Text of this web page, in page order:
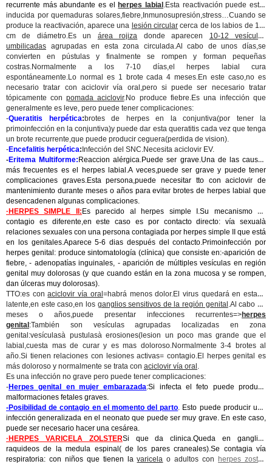
recurrente más abundante es el
herpes labial .Esta reactivación puede estar
inducida por quemaduras solares,fiebre,Inmunosupresión,stress…Cuando se
produce la reactivación, aparece una lesión circular cerca de los labios de 1-2
cm de diámetro.Es un área rojiza donde aparecen
10-12 vesículas
umbilicadas agrupadas en esta zona circulada.Al cabo de unos días,se
convierten en pústulas y finalmente se rompen y forman pequeñas
costras.Normalmente a los 7-10 días,el herpes labial cura
espontáneamente.Lo normal es 1 brote cada 4 meses.En este caso,no es
necesario tratar con aciclovir vía oral,pero si puede ser necesario tratar
tópicamente conpomada aciclovir.No produce fiebre.Es una infección que
generalmente es leve, pero puede tener complicaciones:
-Queratitis herpética:brotes de herpes en la conjuntiva(por tener la
primoinfección en la conjuntiva)y puede dar esta queratitis cada vez que tenga
un brote recurrente,que puede producir ceguera(perdida de vision).
-Encefalitis herpética: Infección del SNC.Necesita aciclovir EV.
-Eritema Multiforme: Reaccion alérgica.Puede ser grave.Una de las causas
más frecuentes es el herpes labial.A veces,puede ser grave y puede tener
complicaciones graves.Esta persona,puede necesitar tto con aciclovir de
mantenimiento durante meses o años para evitar brotes de herpes labial que
desencadenen algunas complicaciones.
·HERPES SIMPLE II: Es parecido al herpes simple I.Su mecanismo de
contagio es diferente,en este caso es por contacto directo: vía sexualà
relaciones sexuales con una persona contagiada por herpes simple II que está
en los genitales.Aparece 5-6 dias después del contacto.Primoinfección por
herpes genital: produce sintomatología (clínica) que consiste en:-aparición de
fiebre, - adenopatías inguinales, - aparición de múltiples vesículas en región
genital muy dolorosas (y que cuando están en la zona mucosa y se rompen,
dan úlceras muy dolorosas).
TTO:es conaciclovir vía oral =habrá menos dolor.El virus quedará en estado
latente,en este caso,en los ganglios sensitivos de la región genital .Al cabo de
meses o años,puede presentar infecciones recurrentes=>herpes
genital :También son vesículas agrupadas localizadas en zona
genital:vesículasà pustulasà erosiones(lesion un poco mas grande que el
labial,cuesta mas de curar y es mas doloroso.Normalmente 3-4 brotes al
año.Si tienen relaciones con lesiones activas= contagio.El herpes genital es
más doloroso y normalmente se trata con aciclovir vía oral .
Es una infección no grave pero puede tener complicaciones:
-Herpes genital en mujer embarazada:Si infecta el feto puede producir
malformaciones fetales graves.
-Posibilidad de contagio en el momento del parto. Esto puede producir una
infección generalizada en el neonato que puede ser muy grave. En este caso,
puede ser necesario hacer una cesárea.
·HERPES VARICELA ZOLSTERSi que da clinica.Queda en ganglios
raquideos de la medula espinal( de los pares craneales).Se contagia vía
respiratoria: con niños que tienen lavaricela o adultos con herpes zoster